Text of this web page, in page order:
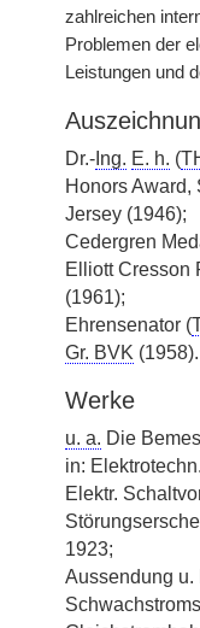
zahlreichen
Problemen der
Leistungen und
Dr.- Ing. E. h. (
Honors Award,
Jersey (1946);
Cedergren
Elliott Cresson
(1961);
Ehrensenator (
Gr. BVK (1958).
Werke
u. a. Die
in: Elektrotechn.
Elektr.
1923;
Aussendung u.